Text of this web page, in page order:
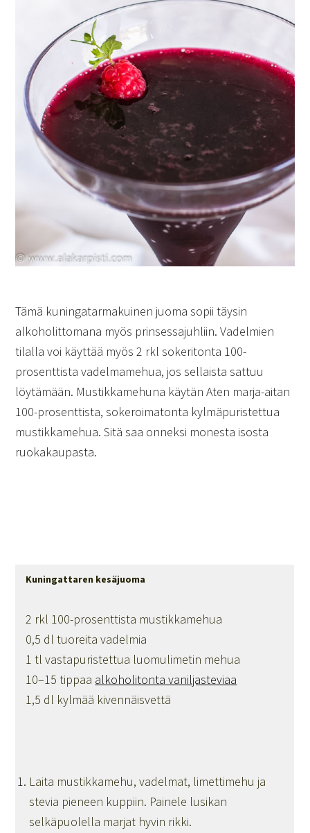
Tämä kuningatarmakuinen juoma sopii täysin
alkoholittomana myös prinsessajuhliin. Vadelmien
tilalla voi käyttää myös 2 rkl sokeritonta 100-
prosenttista vadelmamehua, jos sellaista sattuu
löytämään. Mustikkamehuna käytän Aten marja-aitan
100-prosenttista, sokeroimatonta kylmäpuristettua
mustikkamehua. Sitä saa onneksi monesta isosta
ruokakaupasta.
Kuningattaren kesäjuoma
2 rkl 100-prosenttista mustikkamehua
0,5 dl tuoreita vadelmia
1 tl vastapuristettua luomulimetin mehua
10–15 tippaa alkoholitonta vaniljasteviaa
1,5 dl kylmää kivennäisvettä
Laita mustikkamehu, vadelmat, limettimehu ja
stevia pieneen kuppiin. Painele lusikan
selkäpuolella marjat hyvin rikki.